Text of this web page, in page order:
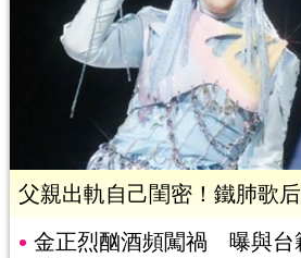
父親出軌自己閨密！鐵肺歌
金正烈酗酒頻闖禍 曝與台